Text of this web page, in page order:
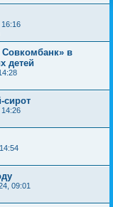
Совкомбанк» в
детей
сирот
09:01